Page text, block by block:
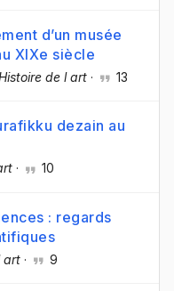
d’un musée
XIXe siècle
de l art · 13
dezain au
· 10
: regards
art · 9